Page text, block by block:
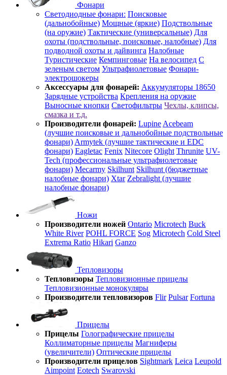
Фонари
Светодиодные фонари: Поисковые
(дальнобойные) Мощные (яркие) Подствольные
(на оружие) Тактические (универсальные) Для
охоты (подствольные, поисковые, налобные) Для
подводной охоты и дайвинга Налобные
Туристические Кемпинговые На велосипед С
зеленым светом Ультрафиолетовые Фонари-
электрошокеры
Аксессуары для фонарей: Аккумуляторы 18650
Зарядные устройства Крепления на оружие
Выносные кнопки Светофильтры Чехлы, клипсы,
смазка и т.д.
Производители фонарей: Lupine Acebeam
(лучшие поисковые и дальнобойные подствольные
фонари) Armytek (лучшие тактические и EDC
фонари) Eagletac Fenix Nitecore Olight Thrunite UV-
Tech (профессиональные ультрафиолетовые
фонари) Mecarmy Skilhunt Skilhunt (бюджетные
налобные фонари) Xtar Zebralight (лучшие
налобные фонари)
Ножи
Производители ножей Ontario Microtech Buck
White River POHL FORCE Sog Microtech Cold Steel
Extrema Ratio Hikari Ganzo
Тепловизоры
Тепловизоры Тепловизионные прицелы
Тепловизионные монокуляры
Производители тепловизоров Flir Pulsar Fortuna
Прицелы
Прицелы Голографические прицелы
Коллиматорные прицелы Магниферы
(увеличители) Оптические прицелы
Производители прицелов Sightmark Leica Leupold
Aimpoint Eotech Swarovski